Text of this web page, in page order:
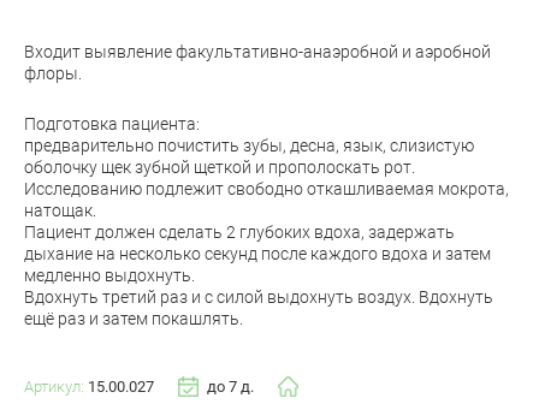
Входит выявление факультативно-анаэробной и аэробной
флоры.
Подготовка пациента:
предварительно почистить зубы, десна, язык, слизистую
оболочку щек зубной щеткой и прополоскать рот.
Исследованию подлежит свободно откашливаемая мокрота,
натощак.
Пациент должен сделать 2 глубоких вдоха, задержать
дыхание на несколько секунд после каждого вдоха и затем
медленно выдохнуть.
Вдохнуть третий раз и с силой выдохнуть воздух. Вдохнуть
ещё раз и затем покашлять.
Артикул: 15.00.027 до 7 д.